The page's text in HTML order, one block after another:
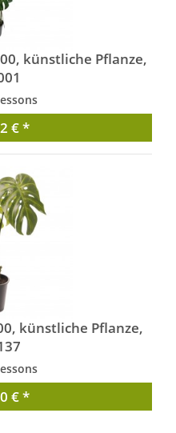
künstliche Pflanze,
€ *
künstliche Pflanze,
€ *